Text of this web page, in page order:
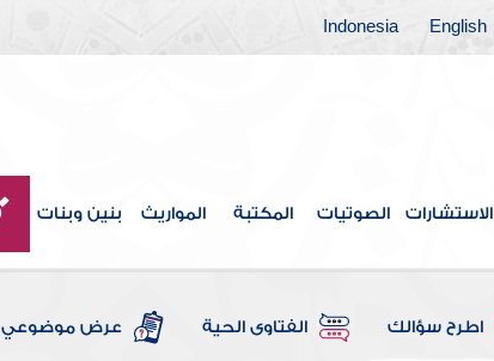
English
Indonesia
الاستشارات الصوتيات المكتبة المواريث بنين وبنات
اطرح سؤالك الفتاوى الحية عرض موضوعي